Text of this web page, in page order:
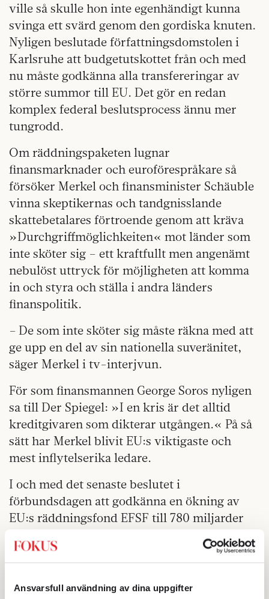
Ansvarsfull användning av dina uppgifter
ville så skulle hon inte egenhändigt kunna
svinga ett svärd genom den gordiska knuten.
Nyligen beslutade författningsdomstolen i
Karlsruhe att budgetutskottet från och med
nu måste godkänna alla transfereringar av
större summor till EU. Det gör en redan
komplex federal beslutsprocess ännu mer
tungrodd.
Om räddningspaketen lugnar
finansmarknader och euroförespråkare så
försöker Merkel och finansminister Schäuble
vinna skeptikernas och tandgnisslande
skattebetalares förtroende genom att kräva
»Durchgriffmöglichkeiten« mot länder som
inte sköter sig – ett kraftfullt men angenämt
nebulöst uttryck för möjligheten att komma
in och styra och ställa i andra länders
finanspolitik.
– De som inte sköter sig måste räkna med att
ge upp en del av sin nationella suveränitet,
säger Merkel i tv-interjvun.
För som finansmannen George Soros nyligen
sa till Der Spiegel: »I en kris är det alltid
kreditgivaren som dikterar utgången.« På så
sätt har Merkel blivit EU:s viktigaste och
mest inflytelserika ledare.
I och med det senaste beslutet i
förbundsdagen att godkänna en ökning av
EU:s räddningsfond EFSF till 780 miljarder
euro, har Tysklands riskkapital stigit till 211
miljarder, vilket motsvarar en fjärdedel av
potten. Det är en summa som inte bara fått
den allmänna opinionen i Tyskland att dra